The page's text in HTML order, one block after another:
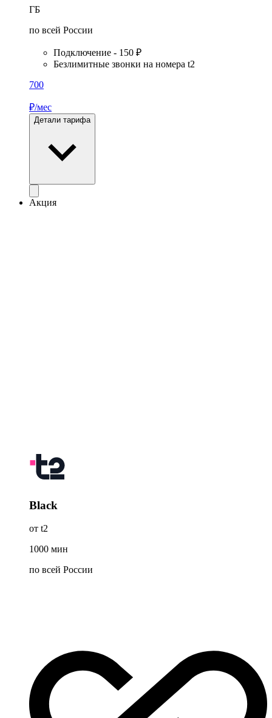
ГБ
по всей России
Подключение - 150 ₽
Безлимитные звонки на номера t2
700
₽/мес
Детали тарифа
Акция
Black
от t2
1000 мин
по всей России